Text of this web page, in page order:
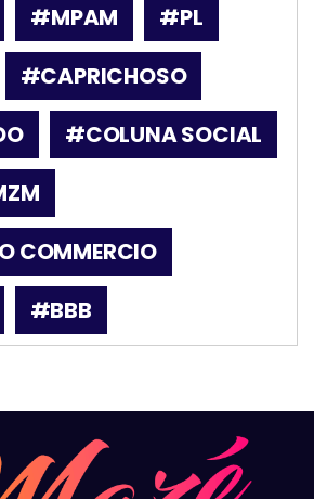
#MPAM
#PL
#CAPRICHOSO
#COLUNA SOCIAL
COMMERCIO
#BBB